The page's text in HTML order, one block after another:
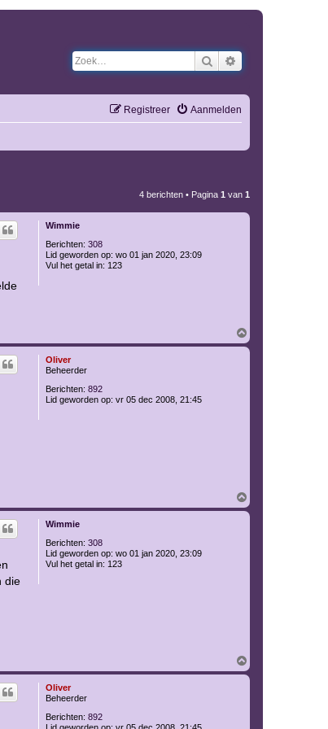
Zoek
Aanmelden
Registreer
4 berichten • Pagina 1 van 1
Wimmie
Berichten: 308
Lid geworden op: wo 01 jan 2020, 23:09
Vul het getal in: 123
m
h
Oliver
Beheerder
Berichten: 892
Lid geworden op: vr 05 dec 2008, 21:45
m
h
Wimmie
Berichten: 308
Lid geworden op: wo 01 jan 2020, 23:09
Vul het getal in: 123
die
m
h
Oliver
Beheerder
Berichten: 892